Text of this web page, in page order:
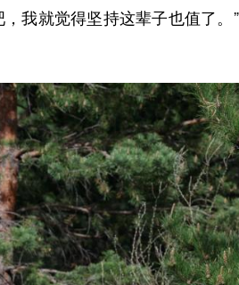
我就觉得坚持这辈子也值了。